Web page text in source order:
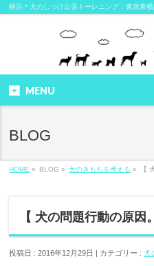
横浜＊犬のしつけ出張トーレニング：東急東
MENU
BLOG
HOME » BLOG » 犬のきもちを考える » 【
【 犬の問題行動の原因
投稿日 : 2016年12月29日 | カテゴリー :犬